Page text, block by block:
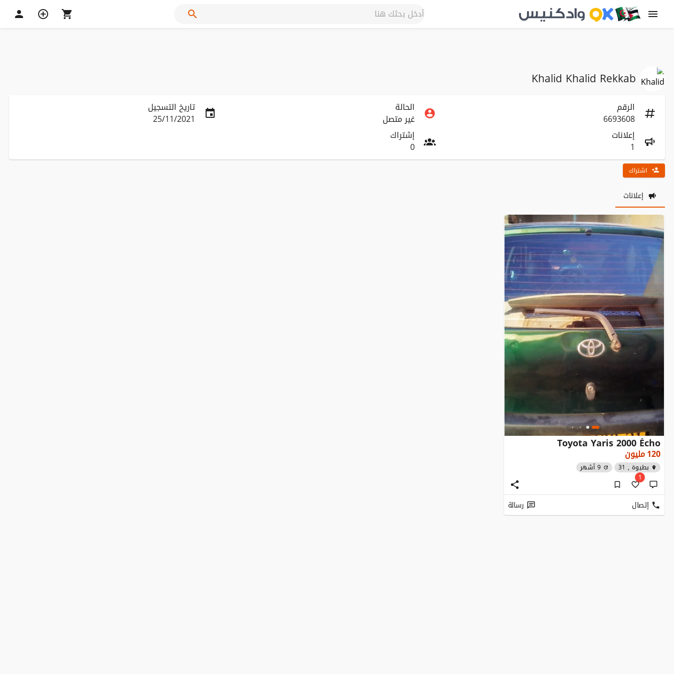
Khalid Khalid Rekkab
الرقم
6693608
الحالة
غير متصل
تاريخ التسجيل
25/11/2021
إعلانات
1
إشتراك
0
اشتراك
إعلانات
Toyota Yaris 2000 Écho
120مليون
بطيوة , 31
9 أشهر
1
إتصال رسالة